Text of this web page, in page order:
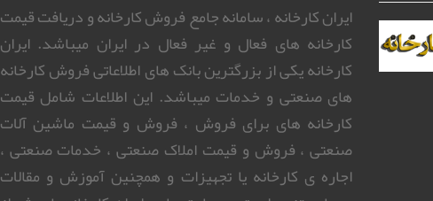
ایران کارخانه ، سامانه جامع فروش کارخانه و دریافت قیمت
کارخانه های فعال و غیر فعال در ایران میباشد. ایران
کارخانه یکی از بزرگترین بانک های اطلاعاتی فروش کارخانه
های صنعتی و خدمات میباشد. این اطلاعات شامل قیمت
کارخانه های برای فروش ، فروش و قیمت ماشین آلات
صنعتی ، فروش و قیمت املاک صنعتی ، خدمات صنعتی ،
اجاره ی کارخانه یا تجهیزات و همچنین آموزش و مقالات